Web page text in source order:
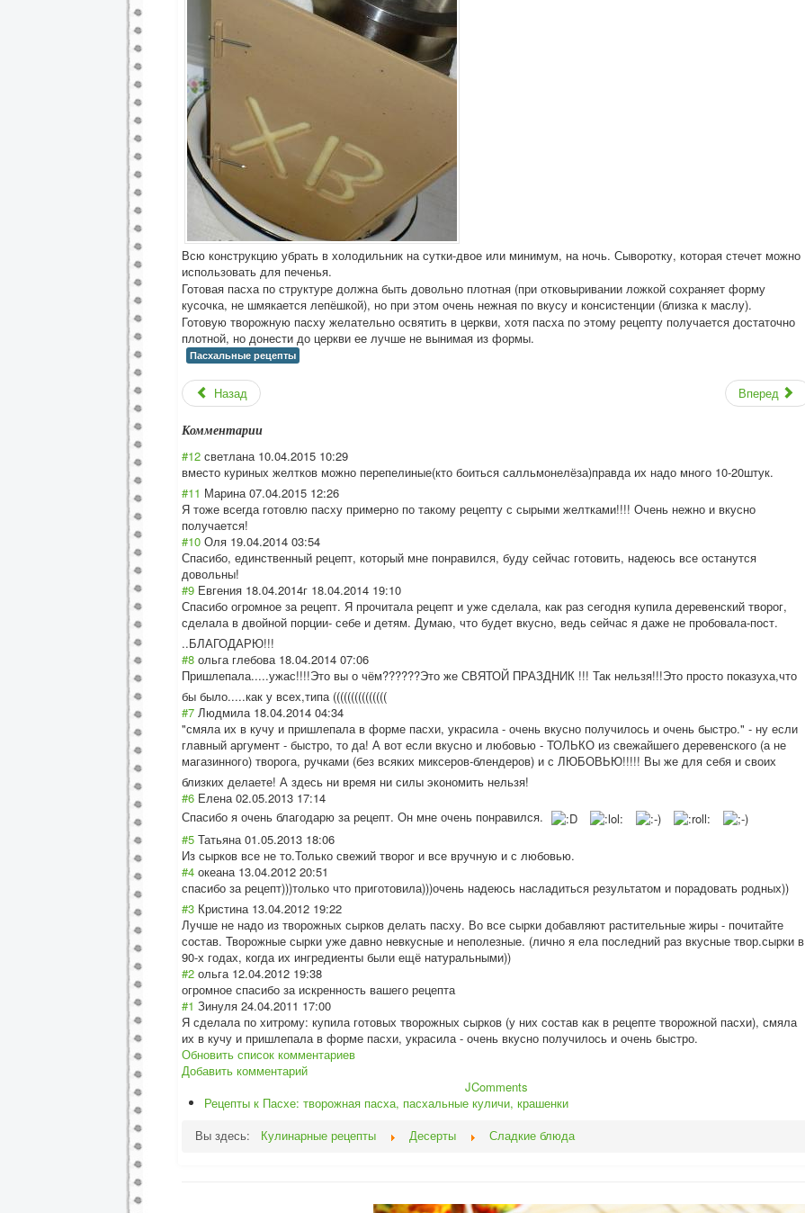
Всю конструкцию убрать в холодильник на сутки-двое или минимум, на ночь. Сыворотку, которая стечет можно
использовать для печенья.
Готовая пасха по структуре должна быть довольно плотная (при отковыривании ложкой сохраняет форму
кусочка, не шмякается лепёшкой), но при этом очень нежная по вкусу и консистенции (близка к маслу).
Готовую творожную пасху желательно освятить в церкви, хотя пасха по этому рецепту получается достаточно
плотной, но донести до церкви ее лучше не вынимая из формы.
Пасхальные рецепты
Назад Вперед
Комментарии
#12 светлана 10.04.2015 10:29
вместо куриных желтков можно перепелиные(кто боиться салльмонелёза)правда их надо много 10-20штук.
#11 Марина 07.04.2015 12:26
Я тоже всегда готовлю пасху примерно по такому рецепту с сырыми желтками!!!! Очень нежно и вкусно
получается!
#10 Оля 19.04.2014 03:54
Спасибо, единственный рецепт, который мне понравился, буду сейчас готовить, надеюсь все останутся
довольны!
#9 Евгения 18.04.2014г 18.04.2014 19:10
Спасибо огромное за рецепт. Я прочитала рецепт и уже сделала, как раз сегодня купила деревенский творог,
сделала в двойной порции- себе и детям. Думаю, что будет вкусно, ведь сейчас я даже не пробовала-пост.
..БЛАГОДАРЮ!!!
#8 ольга глебова 18.04.2014 07:06
Пришлепала.....ужас!!!!Это вы о чём??????Это же СВЯТОЙ ПРАЗДНИК !!! Так нельзя!!!Это просто показуха,что
бы было.....как у всех,типа (((((((((((((((
#7 Людмила 18.04.2014 04:34
"смяла их в кучу и пришлепала в форме пасхи, украсила - очень вкусно получилось и очень быстро." - ну если
главный аргумент - быстро, то да! А вот если вкусно и любовью - ТОЛЬКО из свежайшего деревенского (а не
магазинного) творога, ручками (без всяких миксеров-блендеров) и с ЛЮБОВЬЮ!!!!! Вы же для себя и своих
близких делаете! А здесь ни время ни силы экономить нельзя!
#6 Елена 02.05.2013 17:14
Спасибо я очень благодарю за рецепт. Он мне очень понравился.
#5 Татьяна 01.05.2013 18:06
Из сырков все не то.Только свежий творог и все вручную и с любовью.
#4 океана 13.04.2012 20:51
спасибо за рецепт)))только что приготовила)))очень надеюсь насладиться результатом и порадовать родных))
#3 Кристина 13.04.2012 19:22
Лучше не надо из творожных сырков делать пасху. Во все сырки добавляют растительные жиры - почитайте
состав. Творожные сырки уже давно невкусные и неполезные. (лично я ела последний раз вкусные твор.сырки в
90-х годах, когда их ингредиенты были ещё натуральными))
#2 ольга 12.04.2012 19:38
огромное спасибо за искренность вашего рецепта
#1 Зинуля 24.04.2011 17:00
Я сделала по хитрому: купила готовых творожных сырков (у них состав как в рецепте творожной пасхи), смяла
их в кучу и пришлепала в форме пасхи, украсила - очень вкусно получилось и очень быстро.
Обновить список комментариев
Добавить комментарий
JComments
Рецепты к Пасхе: творожная пасха, пасхальные куличи, крашенки
Вы здесь:
Кулинарные рецепты Десерты Сладкие блюда